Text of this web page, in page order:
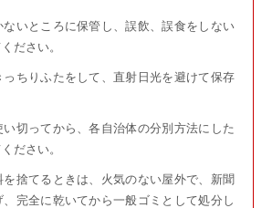
いところに保管し、誤飲、誤食をしない
ださい。
ちりふたをして、直射日光を避けて保存
切ってから、各自治体の分別方法にした
ださい。
捨てるときは、火気のない屋外で、新聞
完全に乾いてから一般ゴミとして処分し